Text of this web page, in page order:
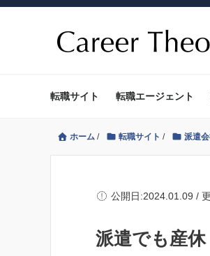
転職サイト 転職エージェント
ホーム / 転職サイト / 派遣
公開日:2024.01.09 /
派遣でも産